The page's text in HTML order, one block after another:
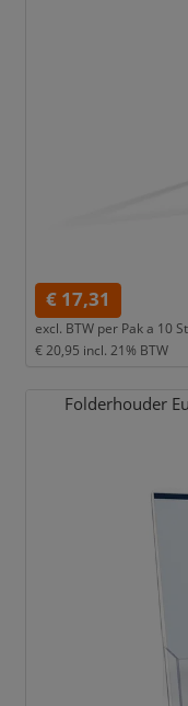
€ 17,31
excl. BTW per Pak a 10
€ 20,95 incl. 21% BTW
Folderhouder